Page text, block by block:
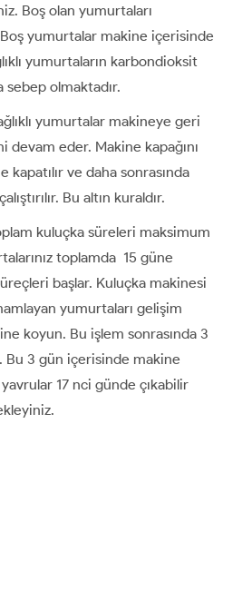
Boş olan yumurtaları
Boş yumurtalar makine içerisinde
yumurtaların karbondioksit
sebep olmaktadır.
yumurtalar makineye geri
devam eder. Makine kapağını
ve daha sonrasında
Bu altın kuraldır.
kuluçka süreleri maksimum
toplamda 15 güne
başlar. Kuluçka makinesi
yumurtaları gelişim
koyun. Bu işlem sonrasında 3
Bu 3 gün içerisinde makine
yavrular 17 nci günde çıkabilir